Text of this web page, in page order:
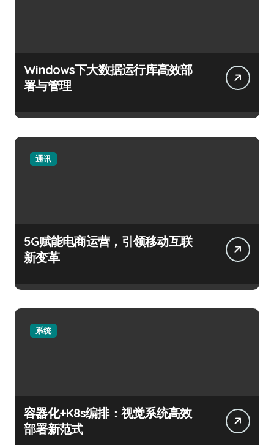
Windows下大数据运行库高效部
署与管理
通讯
5G赋能电商运营，引领移动互联
新变革
系统
容器化+K8s编排：视觉系统高效
部署新范式